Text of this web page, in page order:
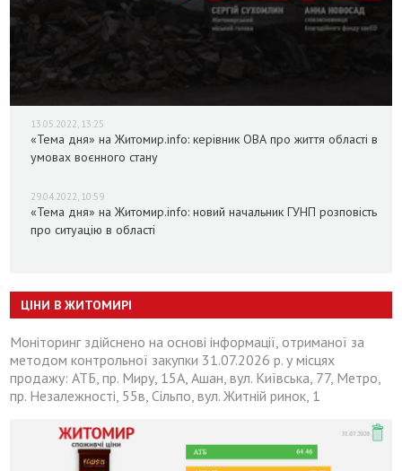
13.05.2022, 13:25
«Тема дня» на Житомир.info: керівник ОВА про життя області в
умовах воєнного стану
29.04.2022, 10:59
«Тема дня» на Житомир.info: новий начальник ГУНП розповість
про ситуацію в області
ЦІНИ В ЖИТОМИРІ
Моніторинг здійснено на основі інформації, отриманої за
методом контрольної закупки 31.07.2026 р. у місцях
продажу: АТБ, пр. Миру, 15А, Ашан, вул. Київська, 77, Метро,
пр. Незалежності, 55в, Сільпо, вул. Житній ринок, 1